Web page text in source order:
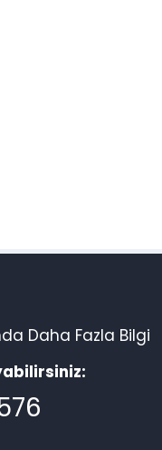
Daha Fazla Bilgi